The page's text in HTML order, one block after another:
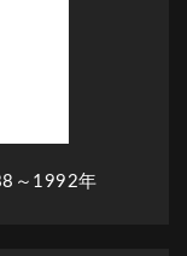
～1992年